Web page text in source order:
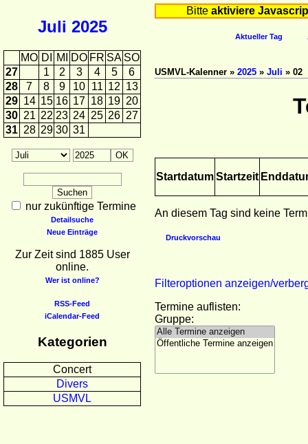
Juli 2025
MO DI MI DO FR SA SO
27
1 2 3 4 5
6
28
7 8 9 10 11 12 13
29 14 15 16 17 18 19 20
30 21 22 23 24 25 26 27
31 28 29 30 31
nur zukünftige Termine
Detailsuche
Neue Einträge
Zur Zeit sind 1885 User
online.
Wer ist online?
RSS-Feed
iCalendar-Feed
Kategorien
Concert
Divers
USMVL
Bitte aktiviere
Aktueller Tag
USMVL-Kalenner » 2025 » Juli » 02
StartdatumStartzeit
An diesem Tag sind keine
Druckvorschau
Filteroptionen anzeigen/
Termine auflisten:
Gruppe: